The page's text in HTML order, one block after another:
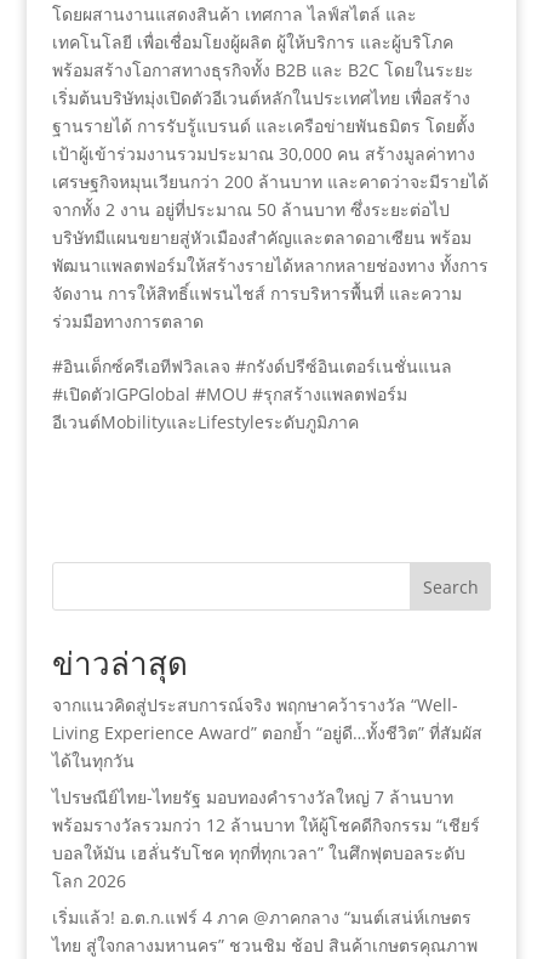
โดยผสานงานแสดงสินค้า เทศกาล ไลฟ์สไตล์ และ
เทคโนโลยี เพื่อเชื่อมโยงผู้ผลิต ผู้ให้บริการ และผู้บริโภค
พร้อมสร้างโอกาสทางธุรกิจทั้ง B2B และ B2C โดยในระยะ
เริ่มต้นบริษัทมุ่งเปิดตัวอีเวนต์หลักในประเทศไทย เพื่อสร้าง
ฐานรายได้ การรับรู้แบรนด์ และเครือข่ายพันธมิตร โดยตั้ง
เป้าผู้เข้าร่วมงานรวมประมาณ 30,000 คน สร้างมูลค่าทาง
เศรษฐกิจหมุนเวียนกว่า 200 ล้านบาท และคาดว่าจะมีรายได้
จากทั้ง 2 งาน อยู่ที่ประมาณ 50 ล้านบาท ซึ่งระยะต่อไป
บริษัทมีแผนขยายสู่หัวเมืองสำคัญและตลาดอาเซียน พร้อม
พัฒนาแพลตฟอร์มให้สร้างรายได้หลากหลายช่องทาง ทั้งการ
จัดงาน การให้สิทธิ์แฟรนไชส์ การบริหารพื้นที่ และความ
ร่วมมือทางการตลาด
#อินเด็กซ์ครีเอทีฟวิลเลจ #กรังด์ปรีซ์อินเตอร์เนชั่นแนล
#เปิดตัวIGPGlobal #MOU #รุกสร้างแพลตฟอร์ม
อีเวนต์MobilityและLifestyleระดับภูมิภาค
Search
ข่าวล่าสุด
จากแนวคิดสู่ประสบการณ์จริง พฤกษาคว้ารางวัล “Well-
Living Experience Award” ตอกย้ำ “อยู่ดี…ทั้งชีวิต” ที่สัมผัส
ได้ในทุกวัน
ไปรษณีย์ไทย-ไทยรัฐ มอบทองคำรางวัลใหญ่ 7 ล้านบาท
พร้อมรางวัลรวมกว่า 12 ล้านบาท ให้ผู้โชคดีกิจกรรม “เชียร์
บอลให้มัน เฮลั่นรับโชค ทุกที่ทุกเวลา” ในศึกฟุตบอลระดับ
โลก 2026
เริ่มแล้ว! อ.ต.ก.แฟร์ 4 ภาค @ภาคกลาง “มนต์เสน่ห์เกษตร
ไทย สู่ใจกลางมหานคร” ชวนชิม ช้อป สินค้าเกษตรคุณภาพ